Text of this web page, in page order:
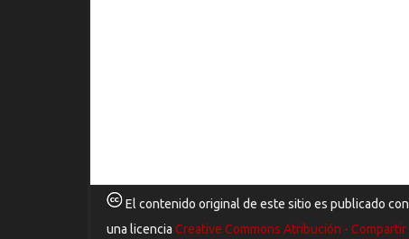
El contenido original de este sitio es publicado con
una licenciaCreative Commons Atribución - Compartir